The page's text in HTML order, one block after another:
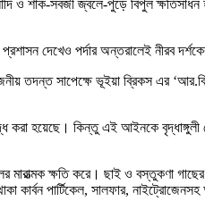
ও শাক-সবজী জ্বলে-পুড়ে বিপুল ক্ষতিসাধন
দেখেও পর্দার অন্তরালেই নীরব
তদন্ত সাপেক্ষে ভূইয়া ব্রিকস এর
হয়েছে। কিন্তু এই আইনকে বৃদ্ধাঙ্গুলী
মারাত্মক ক্ষতি করে। ছাই ও বস্তুকণা
পার্টিকেল, সালফার,